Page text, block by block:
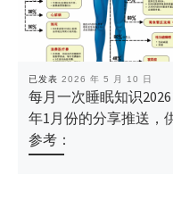
已发表 2026 年 5 月 10 日
每月一次睡眠知识2026
年1月份的分享推送，
参考：